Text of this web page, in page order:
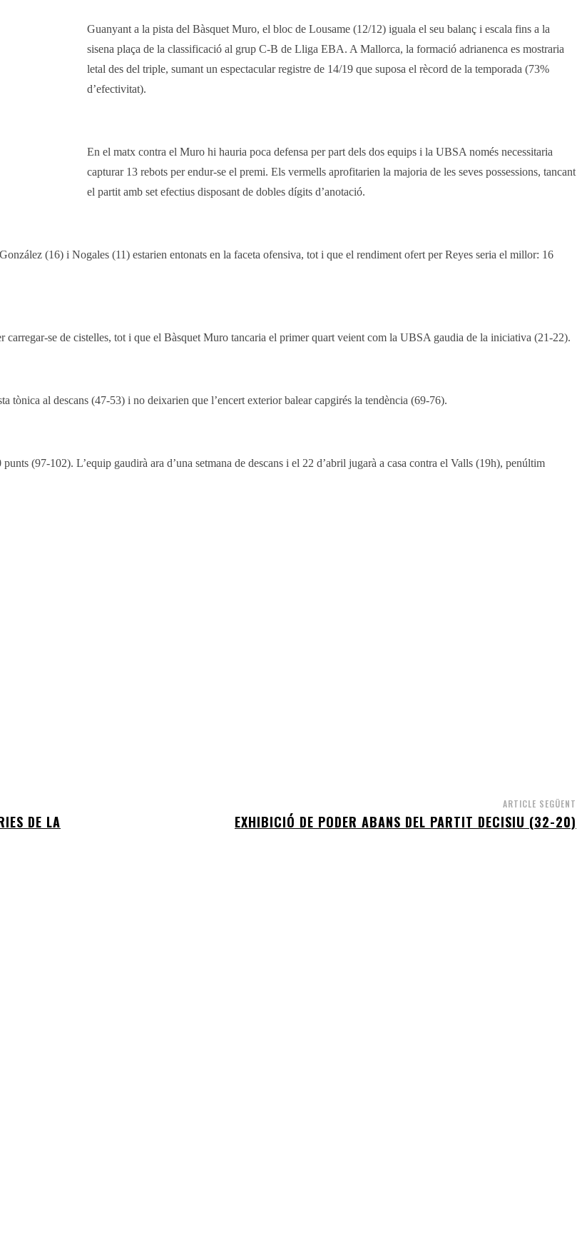
Guanyant a la pista del Bàsquet Muro, el bloc de Lousame (12/12) iguala el seu balanç i escala fins a la
sisena plaça de la classificació al grup C-B de Lliga EBA. A Mallorca, la formació adrianenca es mostraria
letal des del triple, sumant un espectacular registre de 14/19 que suposa el rècord de la temporada (73%
d’efectivitat).
En el matx contra el Muro hi hauria poca defensa per part dels dos equips i la UBSA només necessitaria
capturar 13 rebots per endur-se el premi. Els vermells aprofitarien la majoria de les seves possessions, tancant
el partit amb set efectius disposant de dobles dígits d’anotació.
(16) i Nogales (11) estarien entonats en la faceta ofensiva, tot i que el rendiment ofert per Reyes seria el millor: 16
se de cistelles, tot i que el Bàsquet Muro tancaria el primer quart veient com la UBSA gaudia de la iniciativa (21-22).
tònica al descans (47-53) i no deixarien que l’encert exterior balear capgirés la tendència (69-76).
(97-102). L’equip gaudirà ara d’una setmana de descans i el 22 d’abril jugarà a casa contra el Valls (19h), penúltim
DE LA
ARTICLE SEGÜENT
EXHIBICIÓ DE PODER ABANS DEL PARTIT DECISIU (32-20)